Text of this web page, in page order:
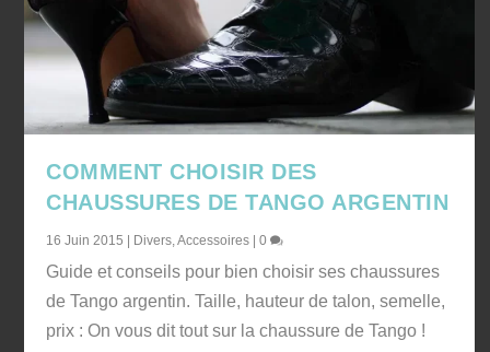
COMMENT CHOISIR DES
CHAUSSURES DE TANGO ARGENTIN
16 Juin 2015 Divers,Accessoires |0
Guide et conseils pour bien choisir ses chaussures
de Tango argentin. Taille, hauteur de talon, semelle,
prix : On vous dit tout sur la chaussure de Tango !